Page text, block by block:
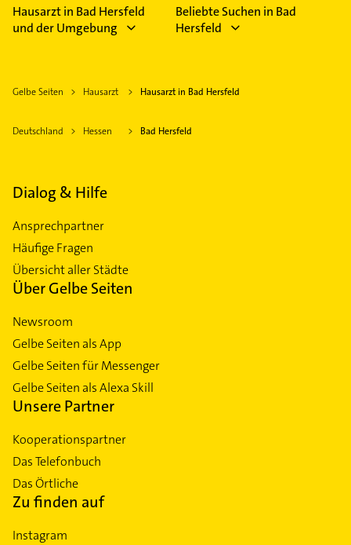
Hausarzt in Bad Hersfeld
und der Umgebung
Beliebte Suchen in Bad
Hersfeld
Gelbe Seiten Hausarzt Hausarzt in Bad Hersfeld
Deutschland Hessen Bad Hersfeld
Dialog & Hilfe
Ansprechpartner
Häufige Fragen
Übersicht aller Städte
Über Gelbe Seiten
Newsroom
Gelbe Seiten als App
Gelbe Seiten für Messenger
Gelbe Seiten als Alexa Skill
Unsere Partner
Kooperationspartner
Das Telefonbuch
Das Örtliche
Zu finden auf
Instagram